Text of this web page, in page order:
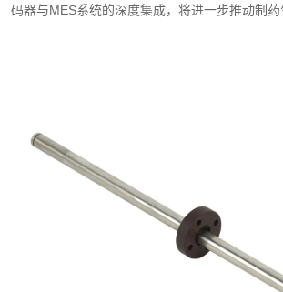
码器与MES系统的深度集成，将进一步推动制药